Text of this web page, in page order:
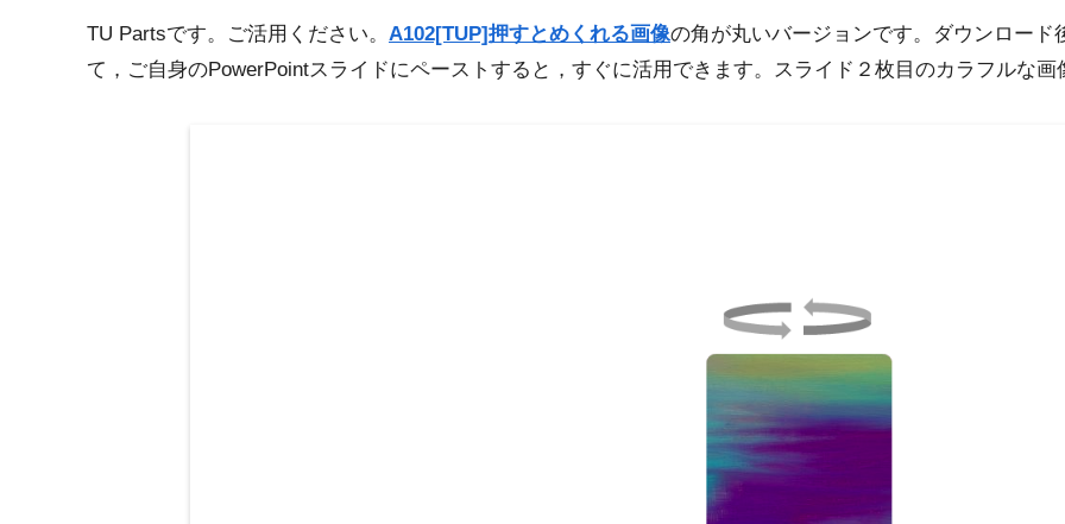
TU Partsです。ご活用ください。 A102[TUP]押すとめくれる画像の角が丸いバージョンです。ダウンロー
て，ご自身のPowerPointスライドにペーストすると，すぐに活用できます。スライド２枚目のカラフルな画